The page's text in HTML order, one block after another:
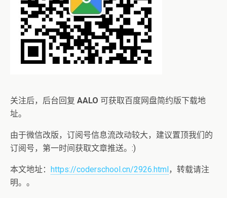
关注后，后台回复 AALO 可获取百度网盘简约版下载地
址。
由于微信改版，订阅号信息流改动较大，建议置顶我们的
订阅号，第一时间获取文章推送。:)
本文地址： https://coderschool.cn/2926.html，转载请注
明。。